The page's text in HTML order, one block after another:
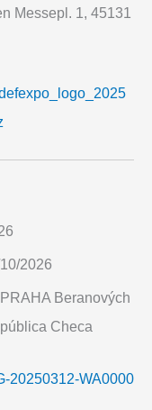
Messepl. 1, 45131
2026
Beranových
Checa